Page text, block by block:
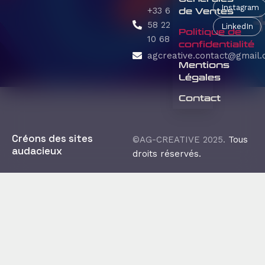
+33 6
58 22
10 68
de Ventes
Politique de
confidentialité
Mentions
Légales
Contact
Instagram
LinkedIn
Créons des sites
audacieux
©AG-CREATIVE 2025. Tous
droits réservés.